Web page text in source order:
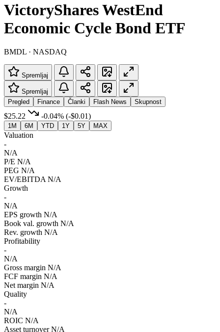
VictoryShares WestEnd
Economic Cycle Bond ETF
BMDL · NASDAQ
Spremljaj
Spremljaj
Pregled
Finance Članki Flash News Skupnost
$25.22 -0.04% (-$0.01)
1M 6M YTD 1Y 5Y MAX
Valuation
-
N/A
P/E N/A
PEG N/A
EV/EBITDA N/A
Growth
-
N/A
EPS growth N/A
Book val. growth N/A
Rev. growth N/A
Profitability
-
N/A
Gross margin N/A
FCF margin N/A
Net margin N/A
Quality
-
N/A
ROIC N/A
Asset turnover N/A